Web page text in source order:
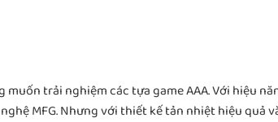
trải nghiệm các tựa game AAA. Với hiệu
MFG. Nhưng với thiết kế tản nhiệt hiệu quả